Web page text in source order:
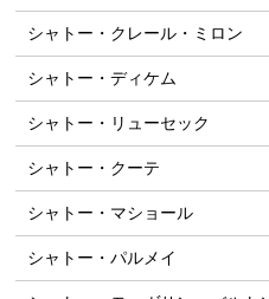
シャトー・クレール・ミロン
シャトー・ディケム
シャトー・リューセック
シャトー・クーテ
シャトー・マショール
シャトー・パルメイ